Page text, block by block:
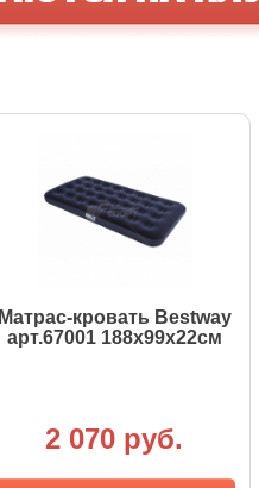
Матрас-кровать Bestway
арт.67001 188х99х22см
2 070 руб.